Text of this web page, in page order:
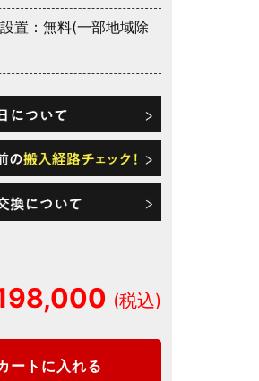
置：無料(一部地域除
ートに入れる